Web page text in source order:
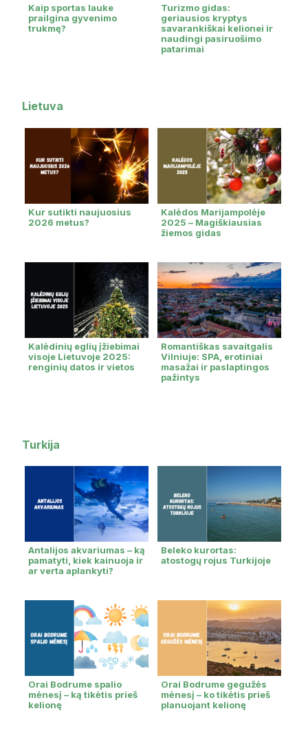
Kaip sportas lauke
prailgina gyvenimo
trukmę?
Turizmo gidas:
geriausios kryptys
savarankiškai kelionei ir
naudingi pasiruošimo
patarimai
Lietuva
Kur sutikti naujuosius
2026 metus?
Kalėdos Marijampolėje
2025 – Magiškiausias
žiemos gidas
Kalėdinių eglių įžiebimai
visoje Lietuvoje 2025:
renginių datos ir vietos
Romantiškas savaitgalis
Vilniuje: SPA, erotiniai
masažai ir paslaptingos
pažintys
Turkija
Antalijos akvariumas – ką
pamatyti, kiek kainuoja ir
ar verta aplankyti?
Beleko kurortas:
atostogų rojus Turkijoje
Orai Bodrume spalio
mėnesį – ką tikėtis prieš
kelionę
Orai Bodrume gegužės
mėnesį – ko tikėtis prieš
planuojant kelionę